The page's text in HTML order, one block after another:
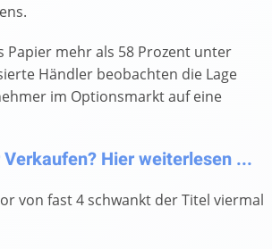
Papier mehr als 58 Prozent unter
Händler beobachten die Lage
im Optionsmarkt auf eine
Hier weiterlesen ...
von fast 4 schwankt der Titel viermal